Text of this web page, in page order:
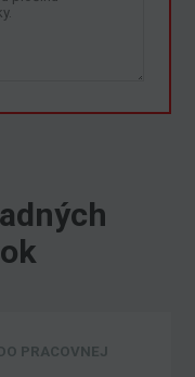
PRACOVNEJ